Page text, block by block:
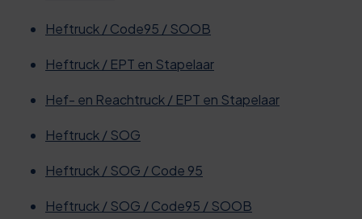
Heftruck / Code95 / SOOB
Heftruck / EPT en Stapelaar
Hef- en Reachtruck / EPT en Stapelaar
Heftruck / SOG
Heftruck / SOG / Code 95
Heftruck / SOG / Code95 / SOOB
0
5
0
6
1
6